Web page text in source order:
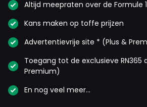
Altijd meepraten over de Formule 1
Kans maken op toffe prijzen
Advertentievrije site * (Plus &
Toegang tot de exclusieve RN365
Premium)
En nog veel meer…